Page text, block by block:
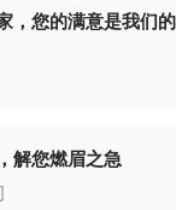
，您的满意是我们
解您燃眉之急